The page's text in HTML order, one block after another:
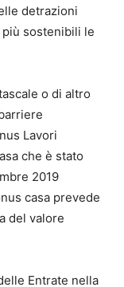
detrazioni
sostenibili le
o di altro
Lavori
che è stato
2019
casa prevede
del valore
Entrate nella